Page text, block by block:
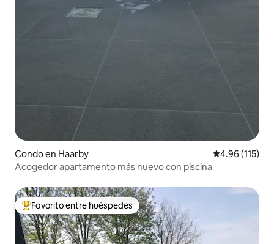
Condo en Haarby Calificación
4.96 (115)
Acogedor apartamento más nuevo con piscina
Favorito entre huéspedes preferido
Favorito entre huéspedes